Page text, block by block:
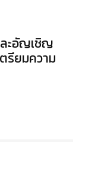
ะอัญเชิญ
รียมความ